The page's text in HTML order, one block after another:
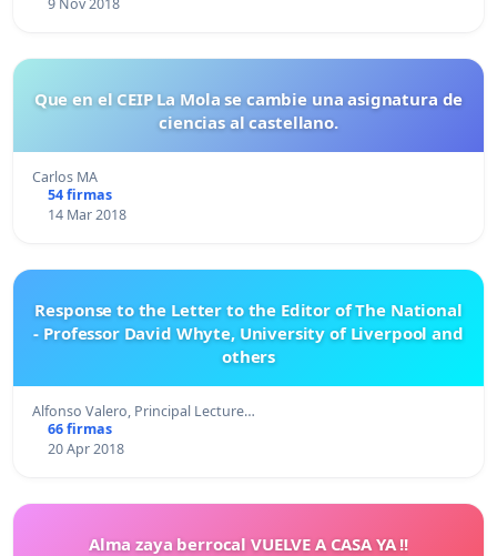
Que en el CEIP La Mola se cambie una asignatura de
ciencias al castellano.
Carlos MA
54 firmas
14 Mar 2018
Response to the Letter to the Editor of The National
- Professor David Whyte, University of Liverpool and
others
Alfonso Valero, Principal Lecture…
66 firmas
20 Apr 2018
Alma zaya berrocal VUELVE A CASA YA !!